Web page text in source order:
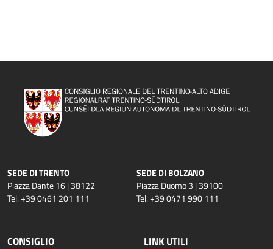
SEDE DI TRENTO
Piazza Dante 16 | 38122
Tel. +39 0461 201 111
SEDE DI BOLZANO
Piazza Duomo 3 | 39100
Tel. +39 0471 990 111
CONSIGLIO
LINK UTILI